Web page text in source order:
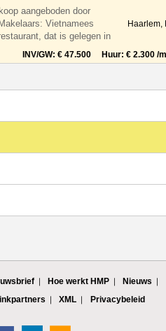
aangeboden door
Vietnamees
dat is gelegen in
Haarlem,
INV/GW: € 47.500 Huur: € 2.300 /
Hoe werkt HMP
Nieuws
XML Privacybeleid